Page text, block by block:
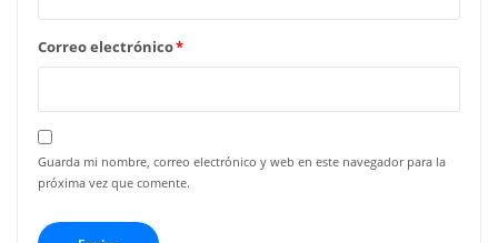
Correo electrónico*
Guarda mi nombre, correo electrónico y web en este navegador para la
próxima vez que comente.